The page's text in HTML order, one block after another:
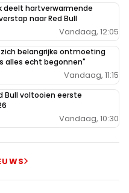
deelt hartverwarmende
naar Red Bull
Vandaag, 12:05
belangrijke ontmoeting
alles echt begonnen"
Vandaag, 11:15
Bull voltooien eerste
Vandaag, 10:30